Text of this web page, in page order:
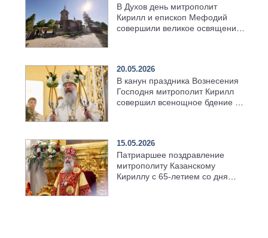
В Духов день митрополит
Кирилл и епископ Мефодий
совершили великое освящение
20.05.2026
В канун праздника Вознесения
Господня митрополит Кирилл
совершил всенощное бдение в
15.05.2026
Патриаршее поздравление
митрополиту Казанскому
Кириллу с 65-летием со дня